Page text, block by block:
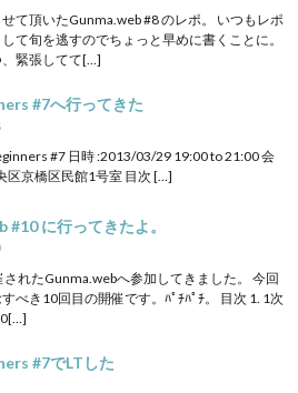
て頂いたGunma.web #8 のレポ。 いつもレポ
て旬を逃すのでちょっと早めに書くことに。
、緊張してて[…]
#7へ行ってきた
#7 日時 :2013/03/29 19:00 to 21:00 会
区京橋区民館1号室 目次 […]
#10 に行ってきたよ。
れたGunma.webへ参加してきました。 今回
べき10回目の開催です。ﾊﾟﾁﾊﾟﾁ。 目次 1. 1次
#7でLTした